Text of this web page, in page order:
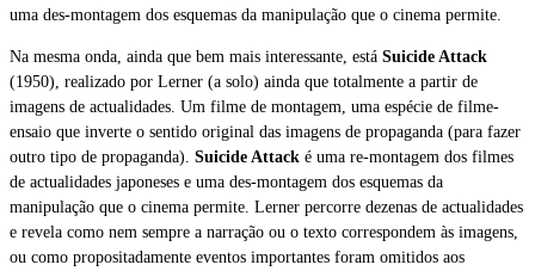
uma des-montagem dos esquemas da manipulação que o cinema permite.
Na mesma onda, ainda que bem mais interessante, está Suicide Attack
(1950), realizado por Lerner (a solo) ainda que totalmente a partir de
imagens de actualidades. Um filme de montagem, uma espécie de filme-
ensaio que inverte o sentido original das imagens de propaganda (para fazer
outro tipo de propaganda). Suicide Attack é uma re-montagem dos filmes
de actualidades japoneses e uma des-montagem dos esquemas da
manipulação que o cinema permite. Lerner percorre dezenas de actualidades
e revela como nem sempre a narração ou o texto correspondem às imagens,
ou como propositadamente eventos importantes foram omitidos aos